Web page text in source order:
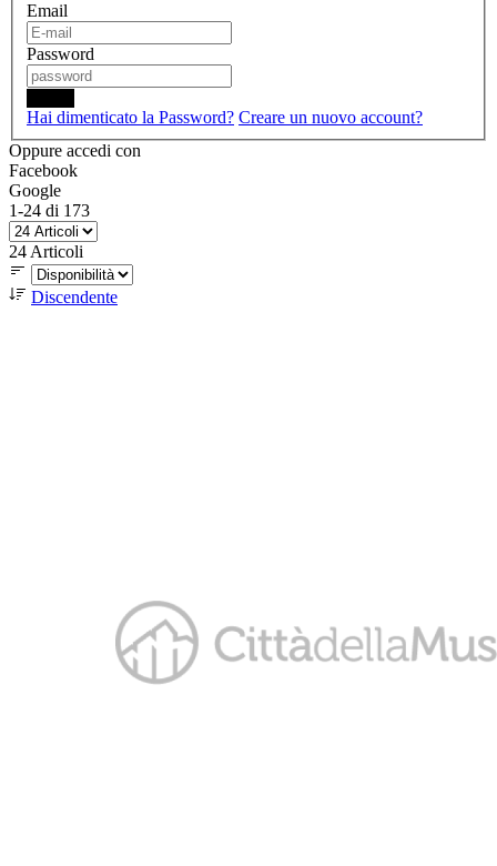
Email
Password
Hai dimenticato la Password? Creare un nuovo account?
Oppure accedi con
Facebook
Google
1-24 di 173
24Articoli
Discendente